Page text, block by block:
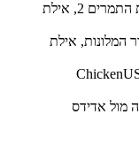
אילת
אדידס